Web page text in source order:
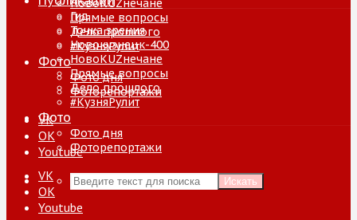
НовоKUZнечане
Прямые вопросы
Дело прошлого
#КузняРулит
Фото
Фото дня
Фоторепортажи
VK
ОК
Youtube
Искать
Гид
Точка зрения
Новокузнецк-400
НовоKUZнечане
Прямые вопросы
Дело прошлого
#КузняРулит
Фото
Фото дня
Фоторепортажи
VK
ОК
Youtube